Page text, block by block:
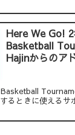
Here We Go!
Basketball
Hajinからのア
るときに使えるサ